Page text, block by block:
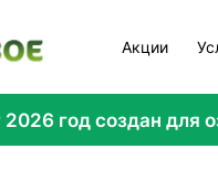
Акции
2026 год создан для